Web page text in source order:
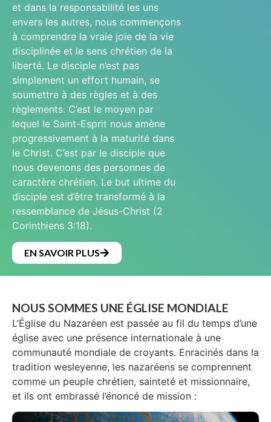
et dans la responsabilité les uns
envers les autres, nous commençons
à comprendre la vraie joie de la vie
disciplinée et le sens chrétien de la
liberté. Le disciple n’est pas
simplement un effort humain, se
soumettre à des règles et à des
règlements. C’est le moyen par
lequel le Saint-Esprit nous amène
progressivement à la maturité dans
le Christ. C’est par le disciple que
nous devenons des personnes de
caractère chrétien. Le but ultime du
disciple est d’être transformé à la
ressemblance de Jésus-Christ (2
Corinthiens 3:18).
EN SAVOIR PLUS
NOUS SOMMES UNE ÉGLISE MONDIALE
L’Église du Nazaréen est passée au fil du temps d’une
église avec une présence internationale à une
communauté mondiale de croyants. Enracinés dans la
tradition wesleyenne, les nazaréens se comprennent
comme un peuple chrétien, sainteté et missionnaire,
et ils ont embrassé l’énoncé de mission :